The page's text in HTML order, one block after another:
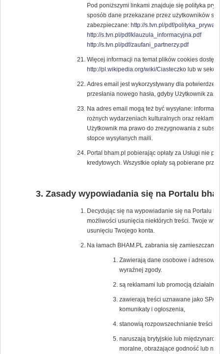
Pod poniższymi linkami znajduje się polityka
sposób dane przekazane przez użytkowników
zabezpieczane: http://s.tvn.pl/pdf/
http://s.tvn.pl/pdf/klauzula_informacyjna.pdf
http://s.tvn.pl/pdf/zaufani_partnerzy.pdf
Więcej informacji na temat plików cookies
http://pl.wikipedia.org/wiki/Ciasteczkolub w sekcji
Adres email jest wykorzystywany dla
przesłania nowego hasła, gdyby Użytkownik
Na adres email mogą też być wysyłane:
rożnych wydarzeniach kulturalnych oraz reklamy
Użytkownik ma prawo do zrezygnowania z
stopce wysyłanych maili.
Portal bham.pl pobierając opłaty za Usługi nie
kredytowych. Wszystkie opłaty są pobierane
Zasady wypowiadania się na Portalu
Decydując się na wypowiadanie się na Portalu
możliwości usunięcia niektórych treści. Twoje
usunięciu Twojego konta.
Na łamach BHAM.PL zabrania się
Zawierają dane osobowe i
wyraźnej zgody.
są reklamami lub promocją
zawierają treści uznawane jako
komunikaty i ogłoszenia,
stanowią rozpowszechnianie treści
naruszają brytyjskie lub
moralne, obrażające godność lub